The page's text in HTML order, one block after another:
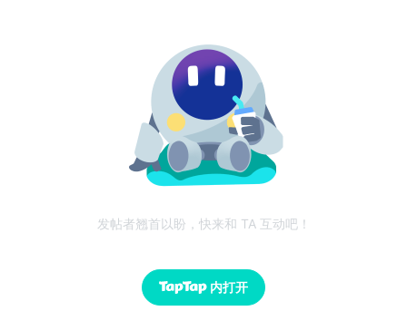
发帖者翘首以盼，快来和 TA 互动吧！
内打开